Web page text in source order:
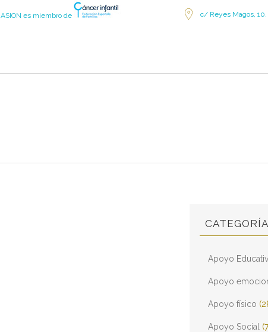
ASION es miembro de c/ Reyes Magos,
Apoyo
Apoyo
Apoyo físico
Apoyo Social